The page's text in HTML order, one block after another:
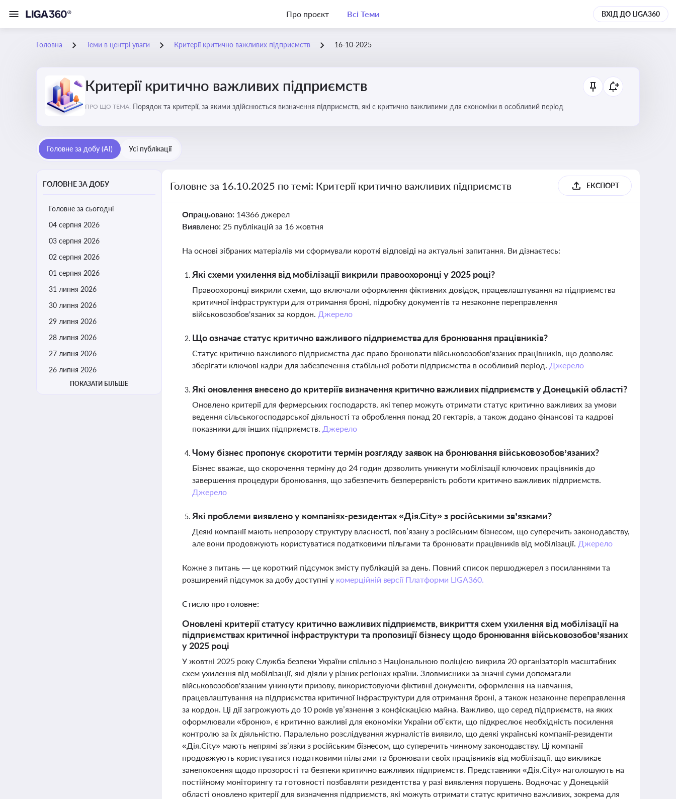
Про проєкт Всі Теми ВХІД ДО LIGA360
Головна Теми в центрі уваги Критерії критично важливих підприємств 16-10-2025
Критерії критично важливих підприємств
ПРО ЩО ТЕМА: Порядок та критерії, за якими здійснюється визначення підприємств, які є критично важливими для економіки в особливий період
Головне за добу (AI) Усі публікації
ГОЛОВНЕ ЗА ДОБУ
Головне за сьогодні
04 серпня 2026
03 серпня 2026
02 серпня 2026
01 серпня 2026
31 липня 2026
30 липня 2026
29 липня 2026
28 липня 2026
27 липня 2026
26 липня 2026
ПОКАЗАТИ БІЛЬШЕ
Головне за 16.10.2025 по темі: Критерії критично важливих підприємств ЕКСПОРТ
Опрацьовано: 14366 джерел
Виявлено: 25 публікацій за 16 жовтня
На основі зібраних матеріалів ми сформували короткі відповіді на актуальні запитання. Ви дізнаєтесь:
Які схеми ухилення від мобілізації викрили правоохоронці у 2025 році?
Правоохоронці викрили схеми, що включали оформлення фіктивних довідок, працевлаштування на підприємства
критичної інфраструктури для отримання броні, підробку документів та незаконне переправлення
військовозобов'язаних за кордон. Джерело
Що означає статус критично важливого підприємства для бронювання працівників?
Статус критично важливого підприємства дає право бронювати військовозобов'язаних працівників, що дозволяє
зберігати ключові кадри для забезпечення стабільної роботи підприємства в особливий період. Джерело
Які оновлення внесено до критеріїв визначення критично важливих підприємств у Донецькій області?
Оновлено критерії для фермерських господарств, які тепер можуть отримати статус критично важливих за умови
ведення сільськогосподарської діяльності та оброблення понад 20 гектарів, а також додано фінансові та кадрові
показники для інших підприємств. Джерело
Чому бізнес пропонує скоротити термін розгляду заявок на бронювання військовозобов’язаних?
Бізнес вважає, що скорочення терміну до 24 годин дозволить уникнути мобілізації ключових працівників до
завершення процедури бронювання, що забезпечить безперервність роботи критично важливих підприємств.
Джерело
Які проблеми виявлено у компаніях-резидентах «Дія.City» з російськими зв’язками?
Деякі компанії мають непрозору структуру власності, пов’язану з російським бізнесом, що суперечить законодавству,
але вони продовжують користуватися податковими пільгами та бронювати працівників від мобілізації. Джерело
Кожне з питань — це короткий підсумок змісту публікацій за день. Повний список першоджерел з посиланнями та
розширений підсумок за добу доступні у комерційній версії Платформи LIGA360.
Стисло про головне:
Оновлені критерії статусу критично важливих підприємств, викриття схем ухилення від мобілізації на
підприємствах критичної інфраструктури та пропозиції бізнесу щодо бронювання військовозобов’язаних
у 2025 році
У жовтні 2025 року Служба безпеки України спільно з Національною поліцією викрила 20 організаторів масштабних
схем ухилення від мобілізації, які діяли у різних регіонах країни. Зловмисники за значні суми допомагали
військовозобов'язаним уникнути призову, використовуючи фіктивні документи, оформлення на навчання,
працевлаштування на підприємства критичної інфраструктури для отримання броні, а також незаконне переправлення
за кордон. Ці дії загрожують до 10 років ув’язнення з конфіскацією майна. Важливо, що серед підприємств, на яких
оформлювали «броню», є критично важливі для економіки України об’єкти, що підкреслює необхідність посилення
контролю за їх діяльністю. Паралельно розслідування журналістів виявило, що деякі українські компанії-резиденти
«Дія.City» мають непрямі зв’язки з російським бізнесом, що суперечить чинному законодавству. Ці компанії
продовжують користуватися податковими пільгами та бронювати своїх працівників від мобілізації, що викликає
занепокоєння щодо прозорості та безпеки критично важливих підприємств. Представники «Дія.City» наголошують на
постійному моніторингу та готовності позбавляти резидентства у разі виявлення порушень. Водночас у Донецькій
області оновлено критерії для визначення підприємств, які можуть отримати статус критично важливих, зокрема для